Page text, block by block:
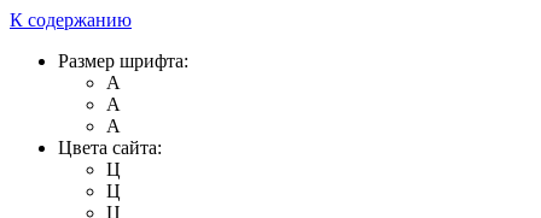
К содержанию
Размер шрифта:
A
A
A
Цвета сайта:
Ц
Ц
Ц